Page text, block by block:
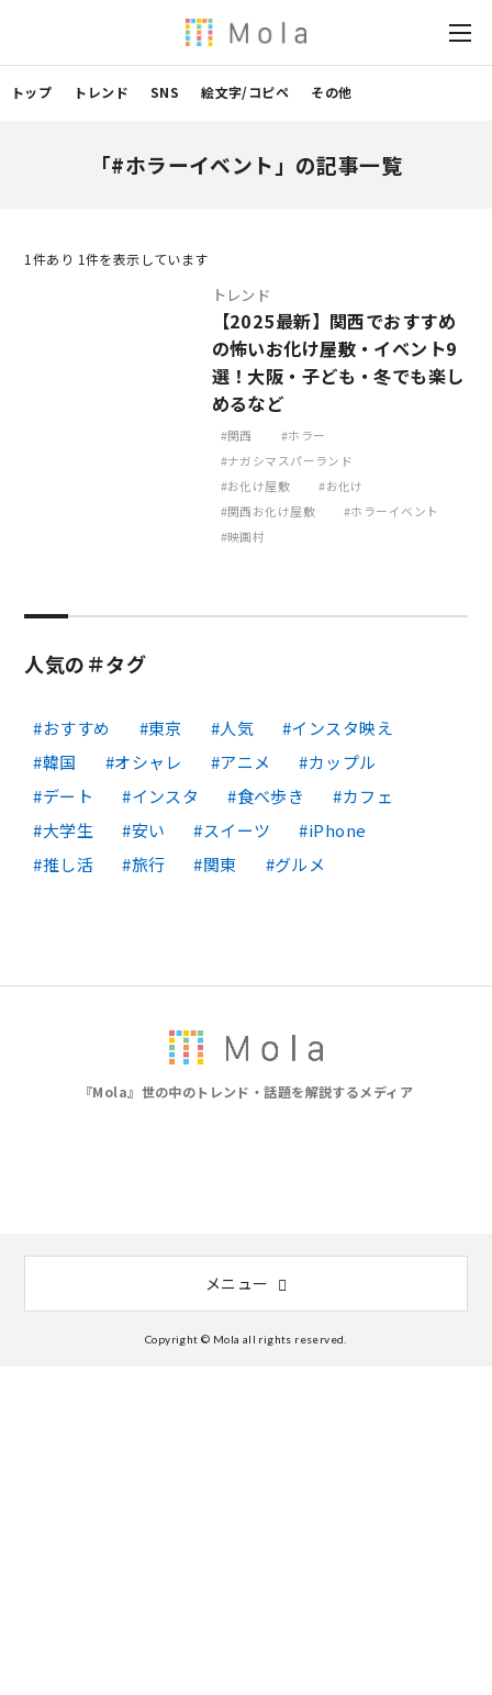
トップ トレンド SNS 絵文字/コピペ その他
「#ホラーイベント」の記事一覧
1 件あり 1件を表示しています
トレンド
【2025最新】関西でおすすめ
の怖いお化け屋敷・イベント9
選！大阪・子ども・冬でも楽し
めるなど
関西
ホラー
ナガシマスパーランド
お化け屋敷
お化け
関西お化け屋敷
ホラーイベント
映画村
人気の＃タグ
おすすめ 東京 人気
インスタ映え
韓国
オシャレ アニメ
カップル
デート
インスタ 食べ歩き
カフェ
大学生
安い スイーツ
iPhone
推し活
旅行 関東 グルメ
『Mola』世の中のトレンド・話題を解説するメディア
メニュー
Copyright © Mola all rights reserved.